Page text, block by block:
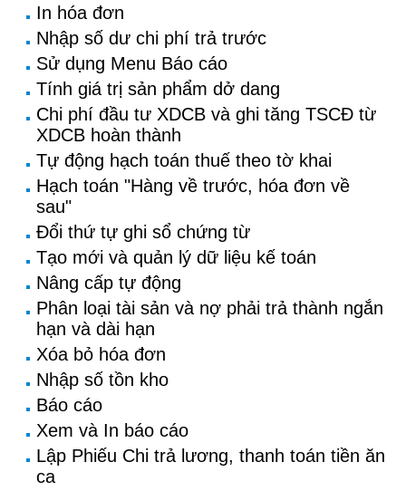
In hóa đơn
Nhập số dư chi phí trả trước
Sử dụng Menu Báo cáo
Tính giá trị sản phẩm dở dang
Chi phí đầu tư XDCB và ghi tăng TSCĐ từ
XDCB hoàn thành
Tự động hạch toán thuế theo tờ khai
Hạch toán "Hàng về trước, hóa đơn về
sau"
Đổi thứ tự ghi sổ chứng từ
Tạo mới và quản lý dữ liệu kế toán
Nâng cấp tự động
Phân loại tài sản và nợ phải trả thành ngắn
hạn và dài hạn
Xóa bỏ hóa đơn
Nhập số tồn kho
Báo cáo
Xem và In báo cáo
Lập Phiếu Chi trả lương, thanh toán tiền ăn
ca